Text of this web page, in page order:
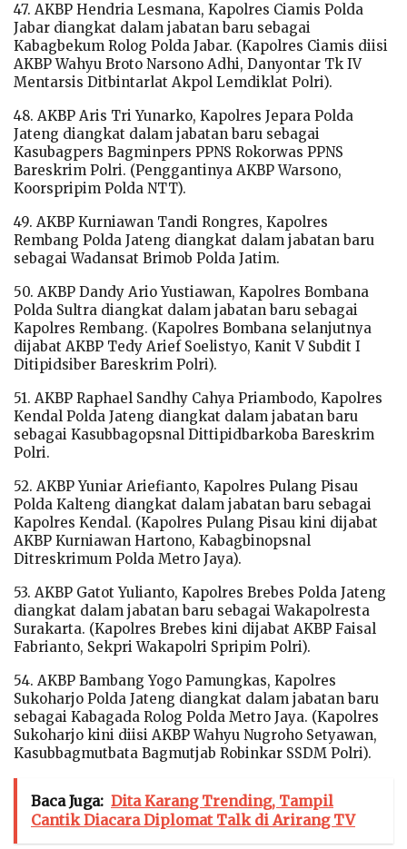
47. AKBP Hendria Lesmana, Kapolres Ciamis Polda
Jabar diangkat dalam jabatan baru sebagai
Kabagbekum Rolog Polda Jabar. (Kapolres Ciamis diisi
AKBP Wahyu Broto Narsono Adhi, Danyontar Tk IV
Mentarsis Ditbintarlat Akpol Lemdiklat Polri).
48. AKBP Aris Tri Yunarko, Kapolres Jepara Polda
Jateng diangkat dalam jabatan baru sebagai
Kasubagpers Bagminpers PPNS Rokorwas PPNS
Bareskrim Polri. (Penggantinya AKBP Warsono,
Koorspripim Polda NTT).
49. AKBP Kurniawan Tandi Rongres, Kapolres
Rembang Polda Jateng diangkat dalam jabatan baru
sebagai Wadansat Brimob Polda Jatim.
50. AKBP Dandy Ario Yustiawan, Kapolres Bombana
Polda Sultra diangkat dalam jabatan baru sebagai
Kapolres Rembang. (Kapolres Bombana selanjutnya
dijabat AKBP Tedy Arief Soelistyo, Kanit V Subdit I
Ditipidsiber Bareskrim Polri).
51. AKBP Raphael Sandhy Cahya Priambodo, Kapolres
Kendal Polda Jateng diangkat dalam jabatan baru
sebagai Kasubbagopsnal Dittipidbarkoba Bareskrim
Polri.
52. AKBP Yuniar Ariefianto, Kapolres Pulang Pisau
Polda Kalteng diangkat dalam jabatan baru sebagai
Kapolres Kendal. (Kapolres Pulang Pisau kini dijabat
AKBP Kurniawan Hartono, Kabagbinopsnal
Ditreskrimum Polda Metro Jaya).
53. AKBP Gatot Yulianto, Kapolres Brebes Polda Jateng
diangkat dalam jabatan baru sebagai Wakapolresta
Surakarta. (Kapolres Brebes kini dijabat AKBP Faisal
Fabrianto, Sekpri Wakapolri Spripim Polri).
54. AKBP Bambang Yogo Pamungkas, Kapolres
Sukoharjo Polda Jateng diangkat dalam jabatan baru
sebagai Kabagada Rolog Polda Metro Jaya. (Kapolres
Sukoharjo kini diisi AKBP Wahyu Nugroho Setyawan,
Kasubbagmutbata Bagmutjab Robinkar SSDM Polri).
Baca Juga: Dita Karang Trending, Tampil
Cantik Diacara Diplomat Talk di Arirang TV